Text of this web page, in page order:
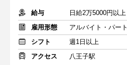
給与
日給2万5000円以
雇用形態
アルバイト・パート
シフト
週1日以上
アクセス
八王子駅